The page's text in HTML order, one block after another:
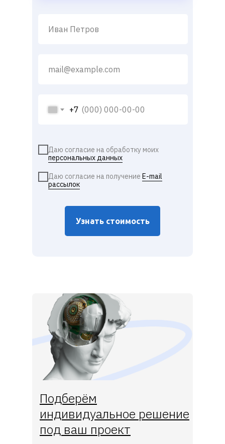
+7
Узнать стоимость
Даю согласие на обработку моих
персональных данных
Даю согласие на получение E-mail
рассылок
Подберём
индивидуальное решение
под ваш проект